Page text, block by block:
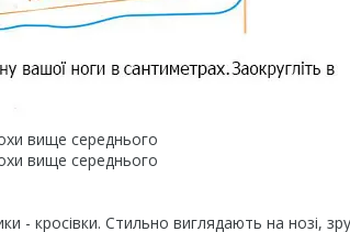
вище середнього
вище середнього
- кросівки. Стильно виглядають на нозі,